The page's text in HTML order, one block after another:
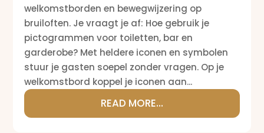
welkomstborden en bewegwijzering op
bruiloften. Je vraagt je af: Hoe gebruik je
pictogrammen voor toiletten, bar en
garderobe? Met heldere iconen en symbolen
stuur je gasten soepel zonder vragen. Op je
welkomstbord koppel je iconen aan...
READ MORE...